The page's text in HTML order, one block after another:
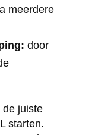
meerdere
door
de juiste
starten.